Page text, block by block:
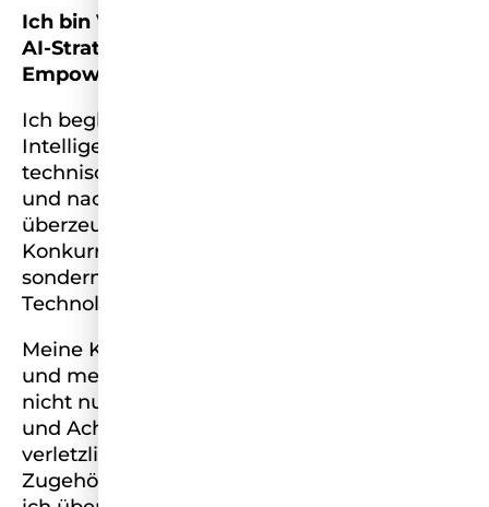
Ich bin Viktoria – Unternehmensberaterin,
AI-Strategin und Mentorin für Female
Empowerment.
Ich begleite Unternehmen dabei, Künstliche
Intelligenz und Digitalisierung nicht nur
technisch, sondern vor allem menschlich
und nachhaltig zu gestalten. Denn ich bin
überzeugt: Die Zukunft liegt nicht in der
Konkurrenz zwischen Mensch und Maschine,
sondern in einem Tandem aus Empathie,
Technologie und Vertrauen.
Meine Krebsdiagnose 2021 hat mein Leben
und mein Denken verändert. Sie hat mir
nicht nur gezeigt, wie essenziell Gesundheit
und Achtsamkeit sind, sondern auch, wie
verletzlich unser Gefühl von Wert und
Zugehörigkeit sein kann. Viele Frauen, die